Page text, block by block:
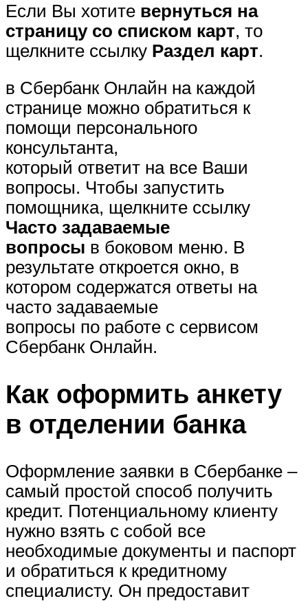
Если Вы хотите вернуться на
страницу со списком карт, то
щелкните ссылку Раздел карт.
в Сбербанк Онлайн на каждой
странице можно обратиться к
помощи персонального
консультанта,
который ответит на все Ваши
вопросы. Чтобы запустить
помощника, щелкните ссылку
Часто задаваемые
вопросы в боковом меню. В
результате откроется окно, в
котором содержатся ответы на
часто задаваемые
вопросы по работе с сервисом
Сбербанк Онлайн.
Как оформить анкету
в отделении банка
Оформление заявки в Сбербанке –
самый простой способ получить
кредит. Потенциальному клиенту
нужно взять с собой все
необходимые документы и паспорт
и обратиться к кредитному
специалисту. Он предоставит